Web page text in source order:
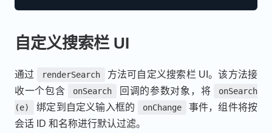
自定义搜索栏 UI
通过 renderSearch
方法可自定义搜索栏 UI。该方法接
收一个包含
onSearch 回调的参数对象，将
onSearch
(e)
绑定到自定义输入框的 onChange
事件，组件将按
会话 ID 和名称进行默认过滤。